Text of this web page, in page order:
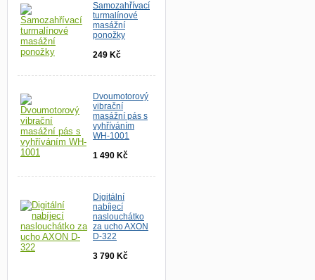
Samozahřívací
turmalínové
masážní
ponožky
249 Kč
Dvoumotorový
vibrační
masážní pás s
vyhříváním
WH-1001
1 490 Kč
Digitální
nabíjecí
naslouchátko
za ucho AXON
D-322
3 790 Kč